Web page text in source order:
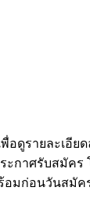
อดูรายละเอี
าศรับสมัคร
อมก่อนวันสมัค